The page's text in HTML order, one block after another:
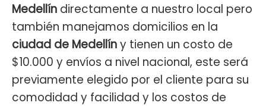
Medellín directamente a nuestro local pero
también manejamos domicilios en la
ciudad de Medellíny tienen un costo de
$10.000 y envíos a nivel nacional, este será
previamente elegido por el cliente para su
comodidad y facilidad y los costos de